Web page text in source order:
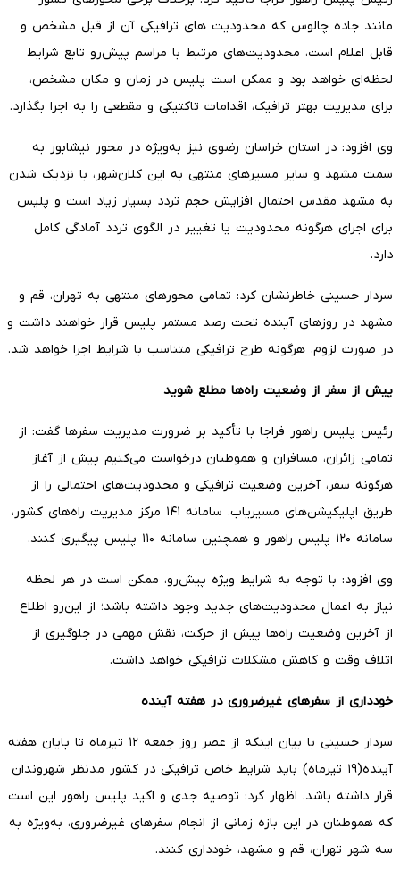
مانند جاده چالوس که محدودیت های ترافیکی آن از قبل مشخص و
قابل اعلام است، محدودیت‌های مرتبط با مراسم پیش‌رو تابع شرایط
لحظه‌ای خواهد بود و ممکن است پلیس در زمان و مکان مشخص،
برای مدیریت بهتر ترافیک، اقدامات تاکتیکی و مقطعی را به اجرا بگذارد.
وی افزود: در استان خراسان رضوی نیز به‌ویژه در محور نیشابور به
سمت مشهد و سایر مسیرهای منتهی به این کلان‌شهر، با نزدیک شدن
به مشهد مقدس احتمال افزایش حجم تردد بسیار زیاد است و پلیس
برای اجرای هرگونه محدودیت یا تغییر در الگوی تردد آمادگی کامل
دارد.
سردار حسینی خاطرنشان کرد: تمامی محورهای منتهی به تهران، قم و
مشهد در روزهای آینده تحت رصد مستمر پلیس قرار خواهند داشت و
در صورت لزوم، هرگونه طرح ترافیکی متناسب با شرایط اجرا خواهد شد.
پیش از سفر از وضعیت راه‌ها مطلع شوید
رئیس پلیس راهور فراجا با تأکید بر ضرورت مدیریت سفرها گفت: از
تمامی زائران، مسافران و هموطنان درخواست می‌کنیم پیش از آغاز
هرگونه سفر، آخرین وضعیت ترافیکی و محدودیت‌های احتمالی را از
طریق اپلیکیشن‌های مسیریاب، سامانه ۱۴۱ مرکز مدیریت راه‌های کشور،
سامانه ۱۲۰ پلیس راهور و همچنین سامانه ۱۱۰ پلیس پیگیری کنند.
وی افزود: با توجه به شرایط ویژه پیش‌رو، ممکن است در هر لحظه
نیاز به اعمال محدودیت‌های جدید وجود داشته باشد؛ از این‌رو اطلاع
از آخرین وضعیت راه‌ها پیش از حرکت، نقش مهمی در جلوگیری از
اتلاف وقت و کاهش مشکلات ترافیکی خواهد داشت.
خودداری از سفرهای غیرضروری در هفته آینده
سردار حسینی با بیان اینکه از عصر روز جمعه ۱۲ تیرماه تا پایان هفته
آینده(۱۹ تیرماه) باید شرایط خاص ترافیکی در کشور مدنظر شهروندان
قرار داشته باشد، اظهار کرد: توصیه جدی و اکید پلیس راهور این است
که هموطنان در این بازه زمانی از انجام سفرهای غیرضروری، به‌ویژه به
سه شهر تهران، قم و مشهد، خودداری کنند.